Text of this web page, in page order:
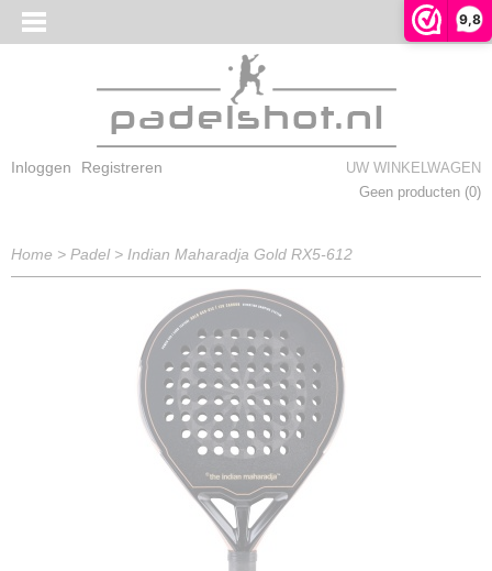
9,8
Inloggen Registreren
UW WINKELWAGEN
Geen producten (0)
Home > Padel> Indian Maharadja Gold RX5-612